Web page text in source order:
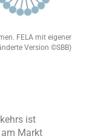
FELA mit eigener
Version ©SBB)
ist
Markt